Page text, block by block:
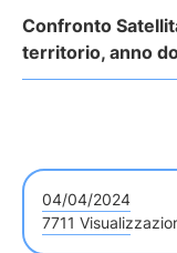
Confronto
territorio, anno
04/04/2024
7711